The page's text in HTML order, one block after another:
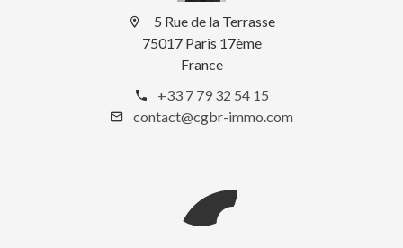
5 Rue de la Terrasse
75017 Paris 17ème
France
+33 7 79 32 54 15
contact@cgbr-immo.com